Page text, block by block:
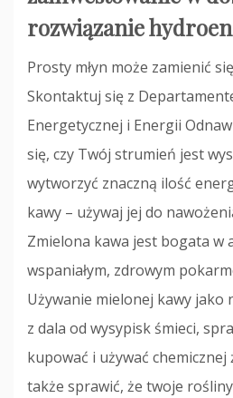
rozwiązanie
Prosty młyn może zamienić
Skontaktuj się z
Energetycznej i Energii
się, czy Twój strumień jest
wytworzyć znaczną ilość
kawy – używaj jej do
Zmielona kawa jest bogata w
wspaniałym, zdrowym
Używanie mielonej kawy jako
z dala od wysypisk śmieci,
kupować i używać
także sprawić, że twoje rośliny